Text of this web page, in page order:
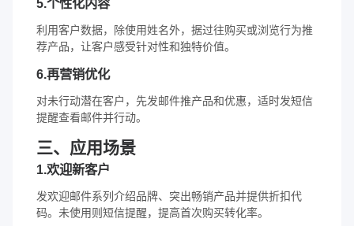
利用客户数据，除使用姓名外，据过往购买或浏览行为推
荐产品，让客户感受针对性和独特价值。
6.再营销优化
对未行动潜在客户，先发邮件推产品和优惠，适时发短信
提醒查看邮件并行动。
三、应用场景
1.欢迎新客户
发欢迎邮件系列介绍品牌、突出畅销产品并提供折扣代
码。未使用则短信提醒，提高首次购买转化率。